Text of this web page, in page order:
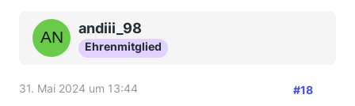
andiii_98
Ehrenmitglied
31. Mai 2024 um 13:44 #18